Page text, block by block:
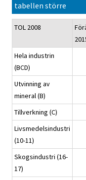
tabellen större
TOL 2008
Hela industrin
(BCD)
Utvinning av
mineral (B)
Tillverkning (C)
Livsmedelsindustri
(10-11)
Skogsindustri (16-
17)